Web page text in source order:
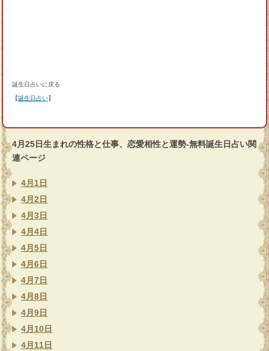
誕生日占いに戻る
【誕生日占い】
4月25日生まれの性格と仕事、恋愛相性と運勢-無料誕生日占い関
連ページ
4月1日
4月2日
4月3日
4月4日
4月5日
4月6日
4月7日
4月8日
4月9日
4月10日
4月11日